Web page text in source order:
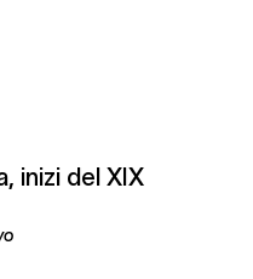
inizi del XIX